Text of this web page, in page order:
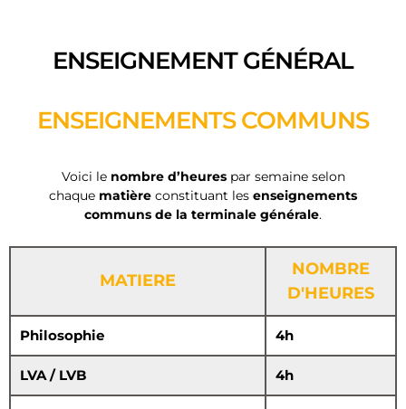
ENSEIGNEMENT GÉNÉRAL
ENSEIGNEMENTS COMMUNS
Voici le nombre d’heurespar semaine selon
chaque matière constituant les enseignements
communs de la terminale générale.
MATIERE
NOMBRE
D'HEURES
Philosophie 4h
LVA / LVB 4h